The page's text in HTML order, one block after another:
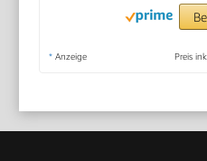
* Anzeige Preis